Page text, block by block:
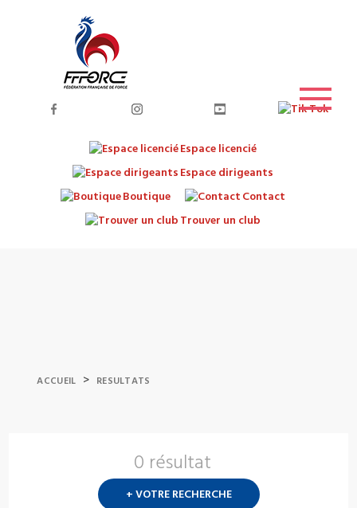
Espace licencié
Espace dirigeants
Boutique
Contact
Trouver un club
ACCUEIL > RESULTATS
0 résultat
+ VOTRE RECHERCHE